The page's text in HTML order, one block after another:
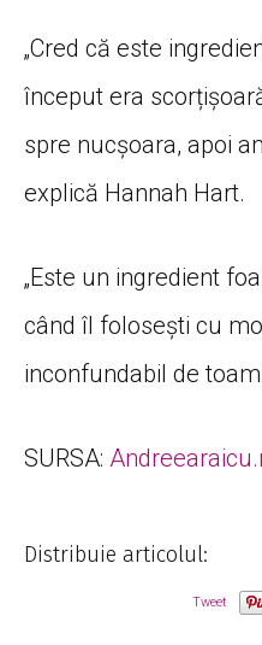
„Cred că este
început era
spre nucșoara, apoi
explică Hannah Hart.
„Este un ingredient
când îl folosești cu
inconfundabil de
SURSA:
Distribuie articolul:
Tweet